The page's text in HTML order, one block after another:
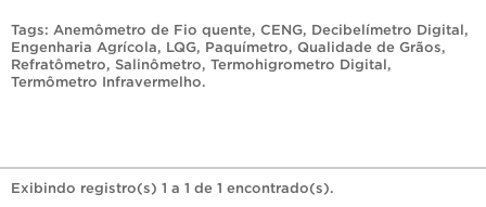
Tags: Anemômetro de Fio quente, CENG, Decibelímetro Digital,
Engenharia Agrícola, LQG, Paquímetro, Qualidade de Grãos,
Refratômetro, Salinômetro, Termohigrometro Digital,
Termômetro Infravermelho.
Exibindo registro(s) 1 a 1 de 1 encontrado(s).